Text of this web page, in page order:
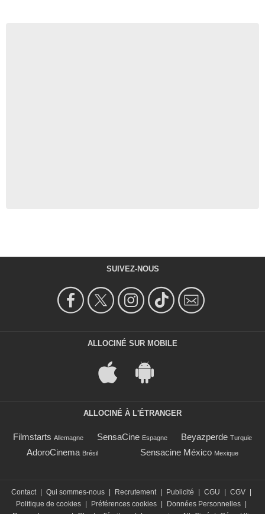
SUIVEZ-NOUS
ALLOCINÉ SUR MOBILE
ALLOCINÉ À L'ÉTRANGER
Filmstarts Allemagne SensaCine Espagne Beyazperde Turquie
AdoroCinema Brésil Sensacine México Mexique
Contact Qui sommes-nous Recrutement Publicité CGU CGV
Politique de cookies
Préférences cookies Données Personnelles